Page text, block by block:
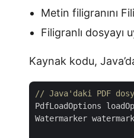
Metin filigranını
Filigranlı dosyayı
Kaynak kodu,
// Java'daki PDF
PdfLoadOptions
Watermarker